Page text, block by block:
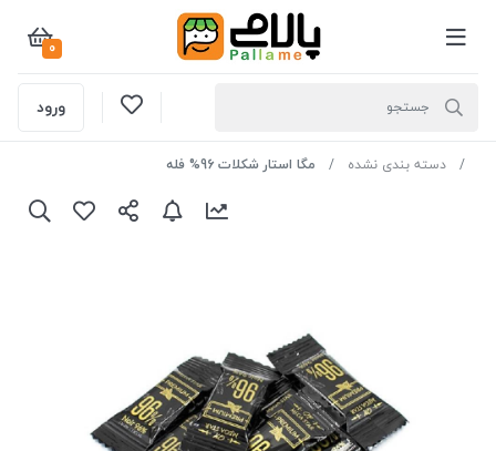
0
ورود
دسته بندی نشده مگا استار شکلات 96% فله